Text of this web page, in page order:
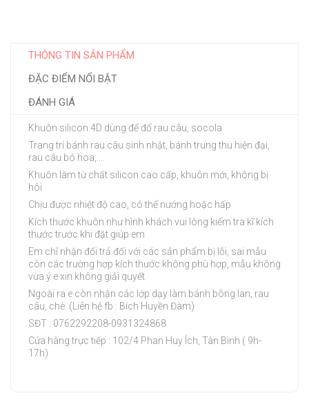
THÔNG TIN SẢN PHẨM
ĐẶC ĐIỂM NỔI BẬT
ĐÁNH GIÁ
Khuôn silicon 4D dùng để đổ rau câu, socola
Trang trí bánh rau câu sinh nhật, bánh trung thu hiện đại,
rau câu bó hoa,....
Khuôn làm từ chất silicon cao cấp, khuôn mới, không bị
hôi
Chịu được nhiệt độ cao, có thể nướng hoặc hấp
Kích thước khuôn như hình khách vui lòng kiểm tra kĩ kích
thước trước khi đặt giúp em
Em chỉ nhận đổi trả đối với các sản phẩm bị lỗi, sai mẫu
còn các trường hợp kích thước không phù hợp, mẫu không
vừa ý e xin không giải quyết
Ngoài ra e còn nhận các lớp dạy làm bánh bông lan, rau
câu, chè (Liên hệ fb : Bích Huyền Đàm)
SĐT : 0762292208-0931324868
Cửa hàng trực tiếp : 102/4 Phan Huy Ích, Tân Bình ( 9h-
17h)